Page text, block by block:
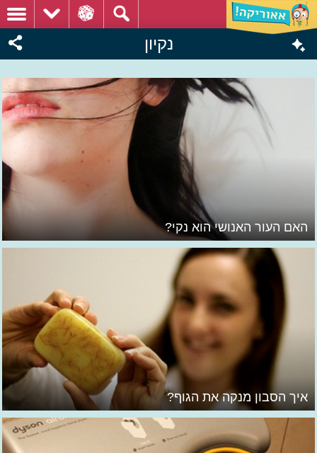
נקיון
האם העור האנושי הוא נקי?
איך הסבון מנקה את הגוף?